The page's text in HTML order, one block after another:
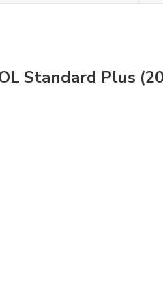
Standard Plus